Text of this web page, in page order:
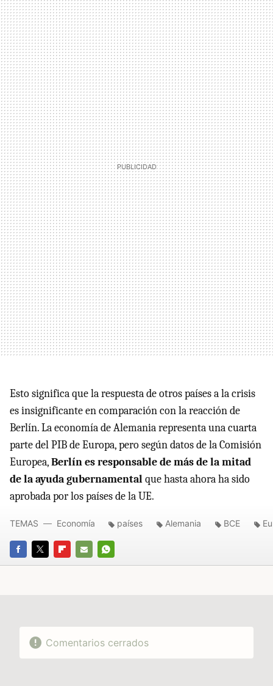
Esto significa que la respuesta de otros países a la crisis
es insignificante en comparación con la reacción de
Berlín. La economía de Alemania representa una cuarta
parte del PIB de Europa, pero según datos de la Comisión
Europea,Berlín es responsable de más de la mitad
de la ayuda gubernamentalque hasta ahora ha sido
aprobada por los países de la UE.
FACEBOOK
TWITTERFLIPBOARD
E-
WHATSAPP
TEMAS Economía países Alemania BCE
Comentarios cerrados